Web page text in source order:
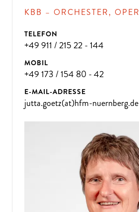
KBB – ORCHESTER, OPER
TELEFON
+49 911 / 215 22 - 144
MOBIL
+49 173 / 154 80 - 42
E-MAIL-ADRESSE
jutta.goetz(at)hfm-nuernberg.de